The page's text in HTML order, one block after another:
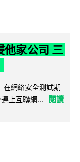
他家公司 三
網絡安全測試期
上互聯網...
閱讀